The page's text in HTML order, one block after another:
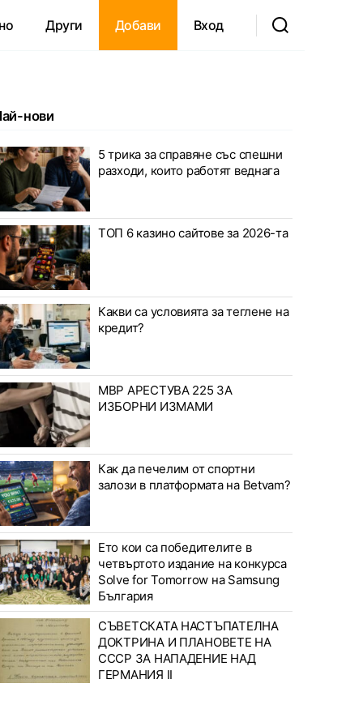
Други Добави Вход
нови
5 трика за справяне със спешни
разходи, които работят веднага
ТОП 6 казино сайтове за 2026-та
Какви са условията за теглене на
кредит?
МВР АРЕСТУВА 225 ЗА
ИЗБОРНИ ИЗМАМИ
Как да печелим от спортни
залози в платформата на Betvam?
Ето кои са победителите в
четвъртото издание на конкурса
Solve for Tomorrow на Samsung
България
СЪВЕТСКАТА НАСТЪПАТЕЛНА
ДОКТРИНА И ПЛАНОВЕТЕ НА
СССР ЗА НАПАДЕНИЕ НАД
ГЕРМАНИЯ II